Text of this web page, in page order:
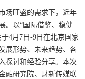
场旺盛的需求下，近年
。以“国际借鉴、稳健
于4月 7日 -9日在北京国家
展形势、未来趋势、各
探讨和经验分享。本次
融研究院、财新传媒联